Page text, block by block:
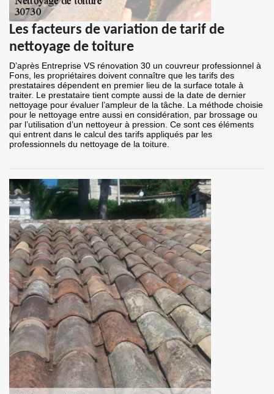
Les facteurs de variation de tarif de
nettoyage de toiture
D’après Entreprise VS rénovation 30 un couvreur professionnel à
Fons, les propriétaires doivent connaître que les tarifs des
prestataires dépendent en premier lieu de la surface totale à
traiter. Le prestataire tient compte aussi de la date de dernier
nettoyage pour évaluer l’ampleur de la tâche. La méthode choisie
pour le nettoyage entre aussi en considération, par brossage ou
par l’utilisation d’un nettoyeur à pression. Ce sont ces éléments
qui entrent dans le calcul des tarifs appliqués par les
professionnels du nettoyage de la toiture.